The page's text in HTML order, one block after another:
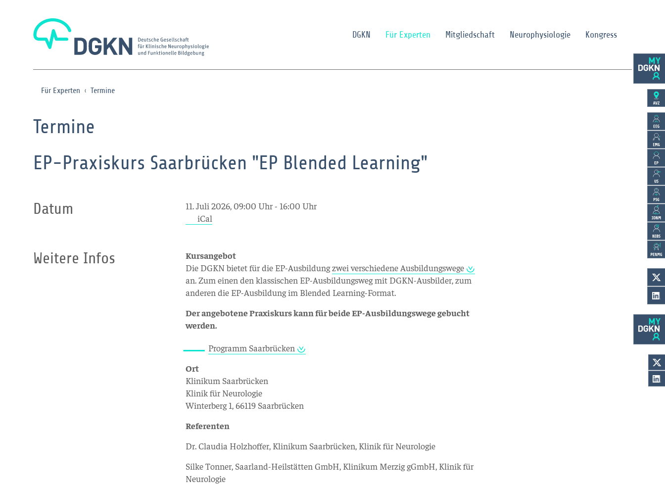
DGKN Für Experten Mitgliedschaft Neurophysiologie Kongress
Für Experten Termine
Termine
EP-Praxiskurs Saarbrücken "EP Blended Learning"
Datum
11. Juli 2026, 09:00 Uhr - 16:00 Uhr
iCal
Weitere Infos
Kursangebot
Die DGKN bietet für die EP-Ausbildungzwei verschiedene Ausbildungswege
an. Zum einen den klassischen EP-Ausbildungsweg mit DGKN-Ausbilder, zum
anderen die EP-Ausbildung im Blended Learning-Format.
Der angebotene Praxiskurs kann für beide EP-Ausbildungswege gebucht
werden.
Programm Saarbrücken
Ort
Klinikum Saarbrücken
Klinik für Neurologie
Winterberg 1, 66119 Saarbrücken
Referenten
Dr. Claudia Holzhoffer, Klinikum Saarbrücken, Klinik für Neurologie
Silke Tonner, Saarland-Heilstätten GmbH, Klinikum Merzig gGmbH, Klinik für
Neurologie